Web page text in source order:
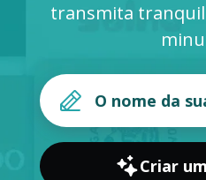
INICIAR
transmita
Criar